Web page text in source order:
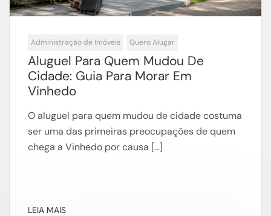
Administração de Imóveis Quero Alugar
Aluguel Para Quem Mudou De
Cidade: Guia Para Morar Em
Vinhedo
O aluguel para quem mudou de cidade costuma
ser uma das primeiras preocupações de quem
chega a Vinhedo por causa […]
LEIA MAIS